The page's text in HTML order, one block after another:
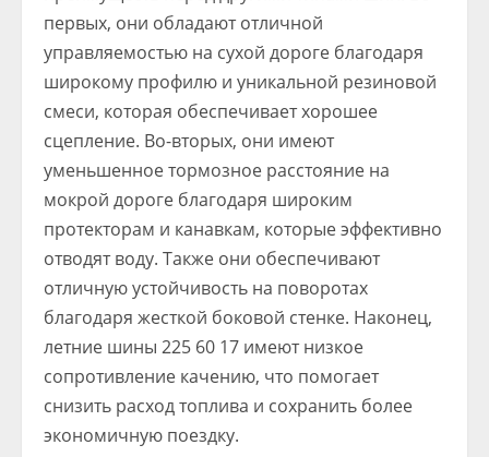
первых, они обладают отличной
управляемостью на сухой дороге благодаря
широкому профилю и уникальной резиновой
смеси, которая обеспечивает хорошее
сцепление. Во-вторых, они имеют
уменьшенное тормозное расстояние на
мокрой дороге благодаря широким
протекторам и канавкам, которые эффективно
отводят воду. Также они обеспечивают
отличную устойчивость на поворотах
благодаря жесткой боковой стенке. Наконец,
летние шины 225 60 17 имеют низкое
сопротивление качению, что помогает
снизить расход топлива и сохранить более
экономичную поездку.